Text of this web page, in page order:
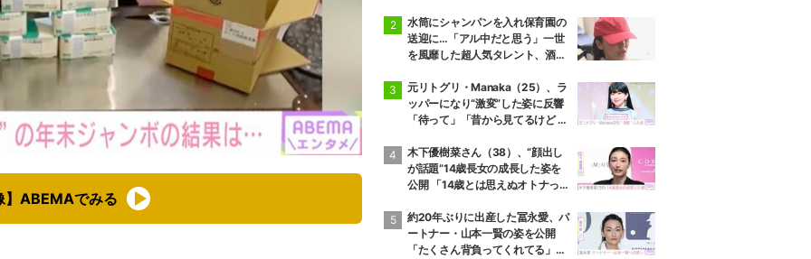
】ABEMAでみる
水筒にシャンパンを入れ保育園の
送迎に…「アル中だと思う」一世
を風靡した超人気タレント、酒漬
元リトグリ・Manaka（25）、ラ
ッパーになり“激変”した姿に反響
「待って」「昔から見てるけど 最
木下優樹菜さん（38）、“顔出し
が話題”14歳長女の成長した姿を
公開 「14歳とは思えぬオトナっぽ
ぎる」など反響
約20年ぶりに出産した冨永愛、パ
ートナー・山本一賢の姿を公開
「たくさん背負ってくれてる」感